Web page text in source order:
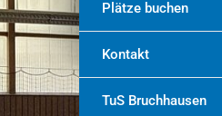
Plätze buchen
Kontakt
TuS Bruchhausen